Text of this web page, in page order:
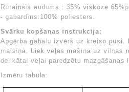
Rūtainais audums : 35% viskoze
- gabardīns:100% poliesters.
Svārku kopšanas instrukcija:
Apģērba gabalu izvērš uz kreiso pusi.
maisiņā. Liek veļas mašīnā uz vilnas
delikātai veļai paredzētu mazgāšanas
Izmēru tabula: